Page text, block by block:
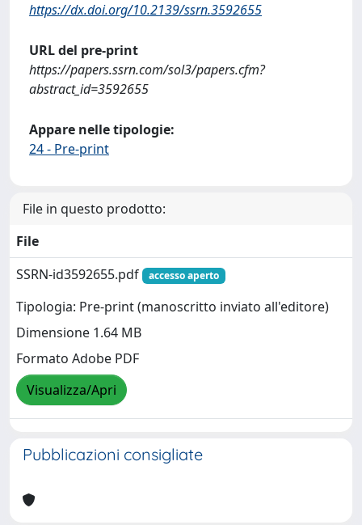
https://dx.doi.org/10.2139/ssrn.3592655
URL del pre-print
https://papers.ssrn.com/sol3/papers.cfm?
abstract_id=3592655
Appare nelle tipologie:
24 - Pre-print
File in questo prodotto:
File
SSRN-id3592655.pdf
accesso aperto
Tipologia: Pre-print (manoscritto inviato all'editore)
Dimensione 1.64 MB
Formato Adobe PDF
Visualizza/Apri
Pubblicazioni consigliate